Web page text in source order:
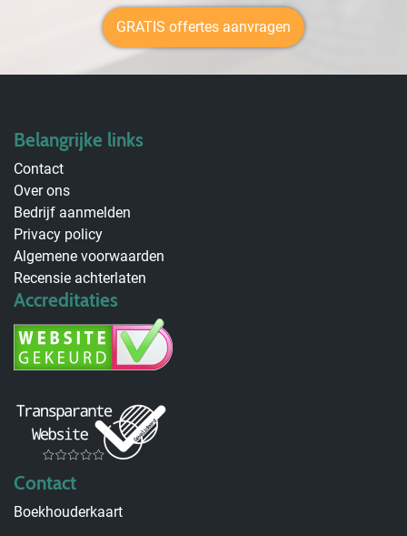
GRATIS offertes aanvragen
Belangrijke links
Contact
Over ons
Bedrijf aanmelden
Privacy policy
Algemene voorwaarden
Recensie achterlaten
Accreditaties
Contact
Boekhouderkaart